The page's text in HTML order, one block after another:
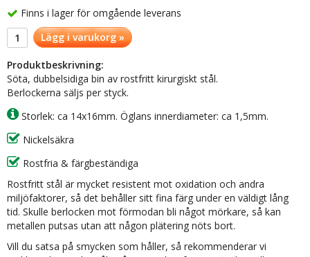
Finns i lager för omgående leverans
Lägg i varukorg »
Produktbeskrivning:
Söta, dubbelsidiga bin av rostfritt kirurgiskt stål.
Berlockerna säljs per styck.
Storlek: ca 14x16mm. Öglans innerdiameter: ca 1,5mm.
Nickelsäkra
Rostfria & färgbeständiga
Rostfritt stål är mycket resistent mot oxidation och andra
miljöfaktorer, så det behåller sitt fina färg under en väldigt lång
tid. Skulle berlocken mot förmodan bli något mörkare, så kan
metallen putsas utan att någon plätering nöts bort.
Vill du satsa på smycken som håller, så rekommenderar vi